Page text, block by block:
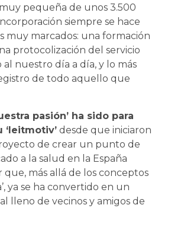
pequeña de unos 3.500
siempre se hace
muy marcados: una formación
protocolización del servicio
nuestro día a día, y lo más
de todo aquello que
pasión’ ha sido para
‘leitmotiv’ desde que iniciaron
de crear un punto de
a la salud en la España
que, más allá de los conceptos
ya se ha convertido en un
lleno de vecinos y amigos de